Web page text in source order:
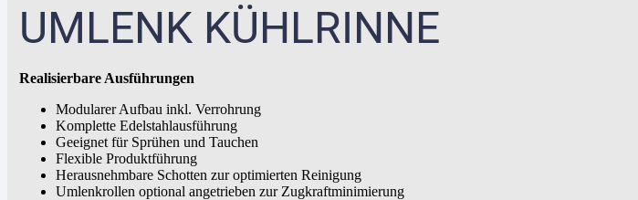
UMLENK KÜHLRINNE
Realisierbare Ausführungen
Modularer Aufbau inkl. Verrohrung
Komplette Edelstahlausführung
Geeignet für Sprühen und Tauchen
Flexible Produktführung
Herausnehmbare Schotten zur optimierten Reinigung
Umlenkrollen optional angetrieben zur Zugkraftminimierung